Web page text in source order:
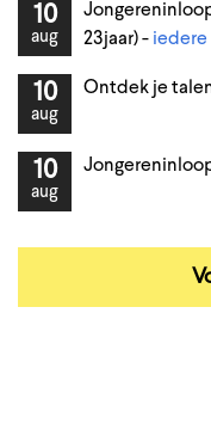
10
aug
23jaar) - iedere
10
aug
Ontdek je
10
aug